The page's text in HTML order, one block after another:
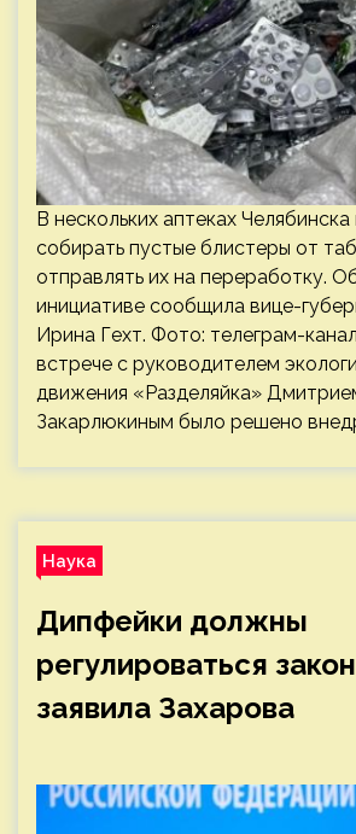
В нескольких аптеках
собирать пустые блистеры от
отправлять их на переработку.
инициативе сообщила вице-
Ирина Гехт. Фото: телеграм-
встрече с руководителем
движения «Разделяйка»
Закарлюкиным было решено
Наука
Дипфейки должны
регулироваться
заявила Захарова